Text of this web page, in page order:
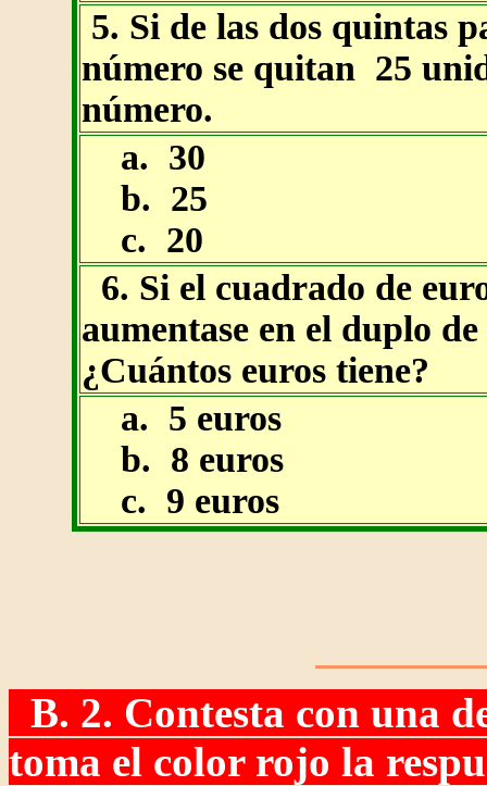
5. Si de las dos quintas
número se quitan 25
número.
a. 30
b. 25
c. 20
6. Si el cuadrado de
aumentase en el duplo
¿Cuántos euros tiene?
a. 5 euros
b. 8 euros
c. 9 euros
B. 2. Contesta con una
toma el color rojo la